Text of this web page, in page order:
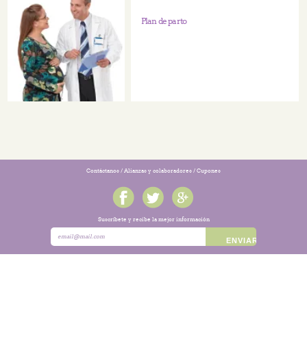
Plan de parto
Contáctanos / Alianzas y colaboradores / Cupones
Suscríbete y recibe la mejor información